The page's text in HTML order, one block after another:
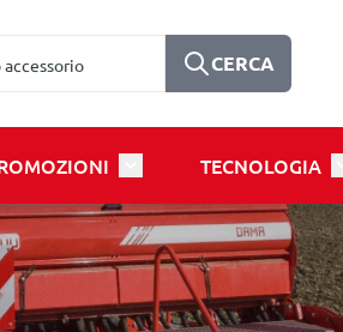
CERCA
Toggle submenu for
TECNOLOGIA